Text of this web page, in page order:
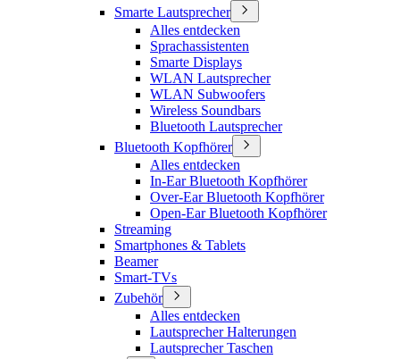
Smarte Lautsprecher
Alles entdecken
Sprachassistenten
Smarte Displays
WLAN Lautsprecher
WLAN Subwoofers
Wireless Soundbars
Bluetooth Lautsprecher
Bluetooth Kopfhörer
Alles entdecken
In-Ear Bluetooth Kopfhörer
Over-Ear Bluetooth Kopfhörer
Open-Ear Bluetooth Kopfhörer
Streaming
Smartphones & Tablets
Beamer
Smart-TVs
Zubehör
Alles entdecken
Lautsprecher Halterungen
Lautsprecher Taschen